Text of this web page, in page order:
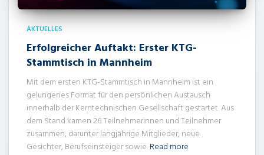
AKTUELLES
Erfolgreicher Auftakt: Erster KTG-
Stammtisch in Mannheim
Mit dem ersten KTG-Stammtisch in Mannheim ist ein
gelungenes Format für den persönlichen Austausch
innerhalb der Kerntechnischen Gesellschaft gestartet. Aus
dem Stand kamen 26 Teilnehmerinnen und Teilnehmer
zusammen, darunter langjährige Mitglieder, neue
Gesichter, Berufseinsteiger sowie Read more